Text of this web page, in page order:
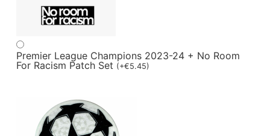
Premier League Champions 2023-24 + No Room
For Racism Patch Set (+€5.45)